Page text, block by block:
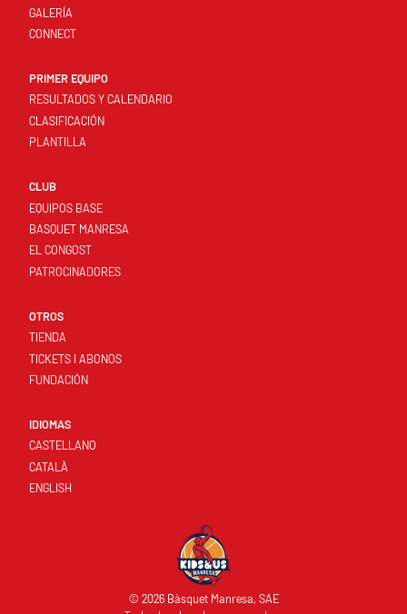
GALERÍA
CONNECT
PRIMER EQUIPO
RESULTADOS Y CALENDARIO
CLASIFICACIÓN
PLANTILLA
CLUB
EQUIPOS BASE
BASQUET MANRESA
EL CONGOST
PATROCINADORES
OTROS
TIENDA
TICKETS I ABONOS
FUNDACIÓN
IDIOMAS
CASTELLANO
CATALÀ
ENGLISH
© 2026 Bàsquet Manresa, SAE